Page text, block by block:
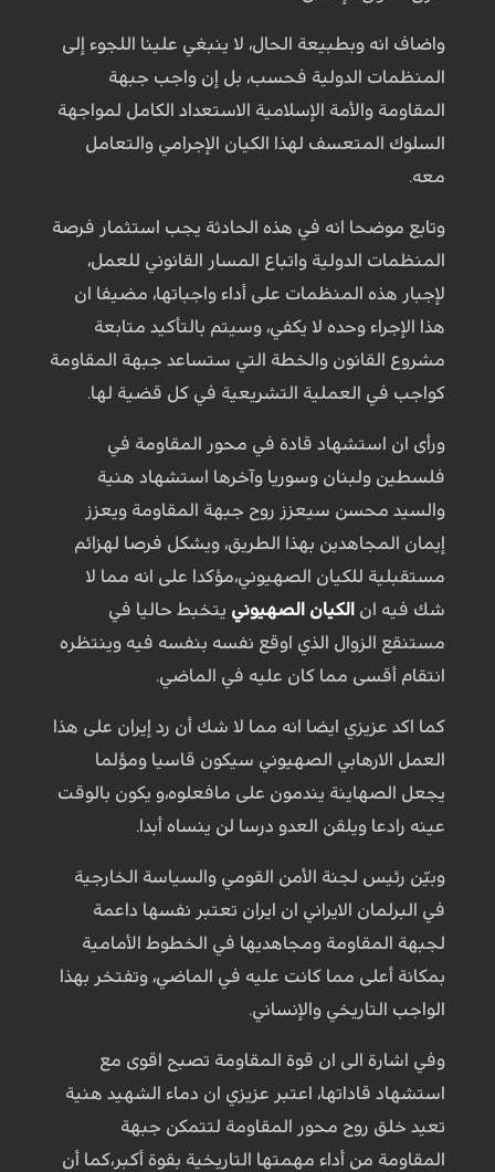
واضاف انه وبطبيعة الحال، لا ينبغي علينا اللجوء إلى
المنظمات الدولية فحسب، بل إن واجب جبهة
المقاومة والأمة الإسلامية الاستعداد الكامل لمواجهة
السلوك المتعسف لهذا الكيان الإجرامي والتعامل
معه.
وتابع موضحا انه في هذه الحادثة يجب استثمار فرصة
المنظمات الدولية واتباع المسار القانوني للعمل،
لإجبار هذه المنظمات على أداء واجباتها، مضيفا ان
هذا الإجراء وحده لا يكفي، وسيتم بالتأكيد متابعة
مشروع القانون والخطة التي ستساعد جبهة المقاومة
كواجب في العملية التشريعية في كل قضية لها.
ورأى ان استشهاد قادة في محور المقاومة في
فلسطين ولبنان وسوريا وآخرها استشهاد هنية
والسيد محسن سيعزز روح جبهة المقاومة ويعزز
إيمان المجاهدين بهذا الطريق، ويشكل فرصا لهزائم
مستقبلية للكيان الصهيوني،مؤكدا على انه مما لا
شك فيه ان الكيان الصهيوني يتخبط حاليا في
مستنقع الزوال الذي اوقع نفسه بنفسه فيه وينتظره
انتقام أقسى مما كان عليه في الماضي.
كما اكد عزيزي ايضا انه مما لا شك أن رد إيران على هذا
العمل الارهابي الصهيوني سيكون قاسيا ومؤلما
يجعل الصهاينة يندمون على مافعلوه،و يكون بالوقت
عينه رادعا ويلقن العدو درسا لن ينساه أبدا.
وبيّن رئيس لجنة الأمن القومي والسياسة الخارجية
في البرلمان الايراني ان ايران تعتبر نفسها داعمة
لجبهة المقاومة ومجاهديها في الخطوط الأمامية
بمكانة أعلى مما كانت عليه في الماضي، وتفتخر بهذا
الواجب التاريخي والإنساني.
وفي اشارة الى ان قوة المقاومة تصبح اقوى مع
استشهاد قاداتها، اعتبر عزيزي ان دماء الشهيد هنية
تعيد خلق روح محور المقاومة لتتمكن جبهة
المقاومة من أداء مهمتها التاريخية بقوة أكبر،كما أن